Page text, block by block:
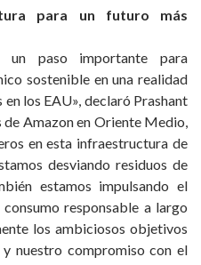
para un futuro más
un paso importante para
sostenible en una realidad
los EAU», declaró Prashant
Amazon en Oriente Medio,
en esta infraestructura de
desviando residuos de
estamos impulsando el
responsable a largo
los ambiciosos objetivos
nuestro compromiso con el